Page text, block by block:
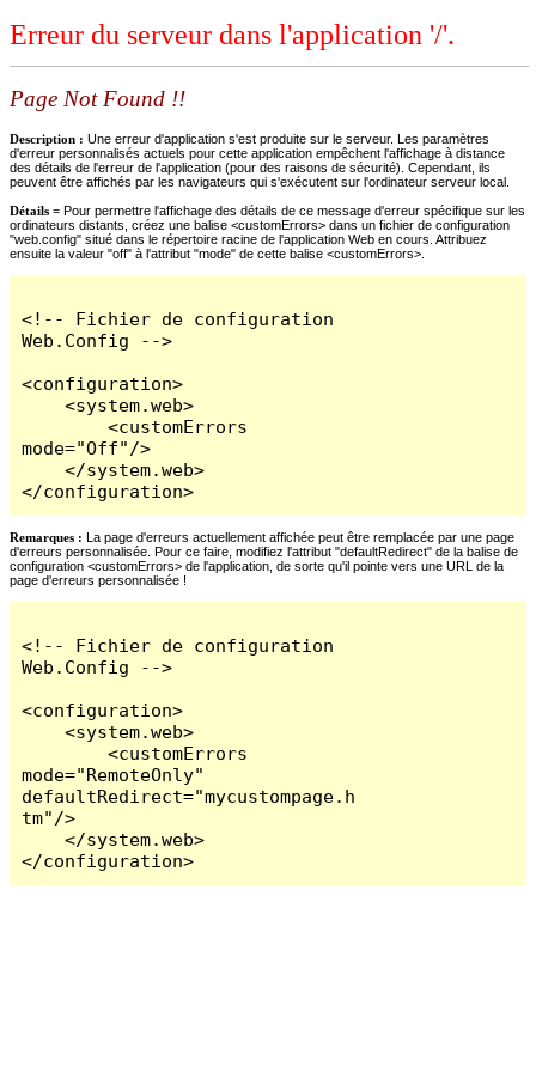
Erreur du serveur dans l'application '/'.
Page Not Found !!
Description : Une erreur d'application s'est produite sur le serveur. Les paramètres
d'erreur personnalisés actuels pour cette application empêchent l'affichage à distance
des détails de l'erreur de l'application (pour des raisons de sécurité). Cependant, ils
peuvent être affichés par les navigateurs qui s'exécutent sur l'ordinateur serveur local.
Détails = Pour permettre l'affichage des détails de ce message d'erreur spécifique sur les
ordinateurs distants, créez une balise <customErrors> dans un fichier de configuration
"web.config" situé dans le répertoire racine de l'application Web en cours. Attribuez
ensuite la valeur "off" à l'attribut "mode" de cette balise <customErrors>.
<!-- Fichier de configuration
Web.Config -->
<configuration>
    <system.web>
        <customErrors
mode="Off"/>
    </system.web>
</configuration>
Remarques : La page d'erreurs actuellement affichée peut être remplacée par une page
d'erreurs personnalisée. Pour ce faire, modifiez l'attribut "defaultRedirect" de la balise de
configuration <customErrors> de l'application, de sorte qu'il pointe vers une URL de la
page d'erreurs personnalisée !
<!-- Fichier de configuration
Web.Config -->
<configuration>
    <system.web>
        <customErrors
mode="RemoteOnly"
defaultRedirect="mycustompage.h
tm"/>
    </system.web>
</configuration>